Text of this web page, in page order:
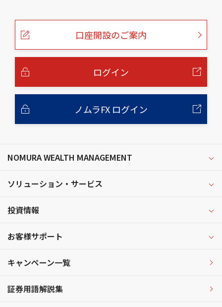
こ
口座開設のご案内
ログイン
ノムラFX ログイン
NOMURA WEALTH MANAGEMENT
ソリューション・サービス
投資情報
お客様サポート
キャンペーン一覧
証券用語解説集